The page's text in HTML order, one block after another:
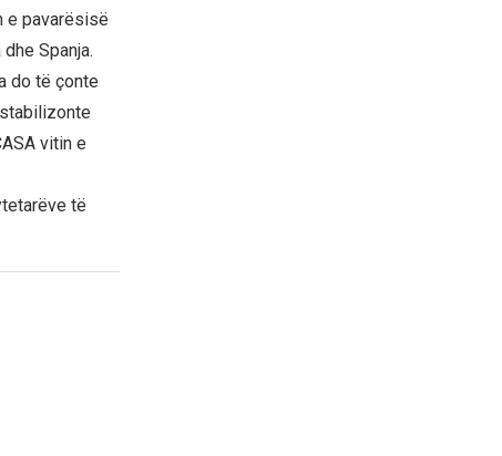
e pavarësisë
Spanja.
do të çonte
vitin e
të